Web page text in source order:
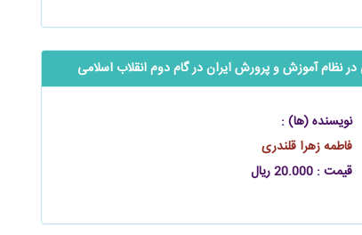
آموزش و پرورش ایران در گام دوم انقلاب اسلامی
نویسنده (ها) :
فاطمه زهرا قلندری
قیمت : 20.000 ریال